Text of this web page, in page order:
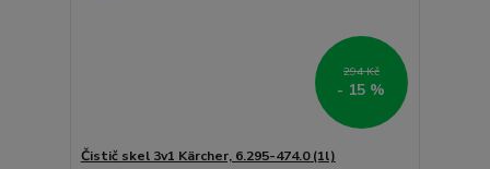
294 Kč
- 15 %
Čistič skel 3v1 Kärcher, 6.295-474.0 (1l)